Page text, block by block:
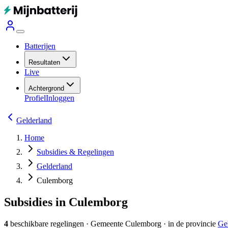
Batterijen
Resultaten
Live
Achtergrond
ProfielInloggen
Gelderland
Home
Subsidies & Regelingen
Gelderland
Culemborg
Subsidies in Culemborg
4 beschikbare regelingen · Gemeente Culemborg · in de provincie